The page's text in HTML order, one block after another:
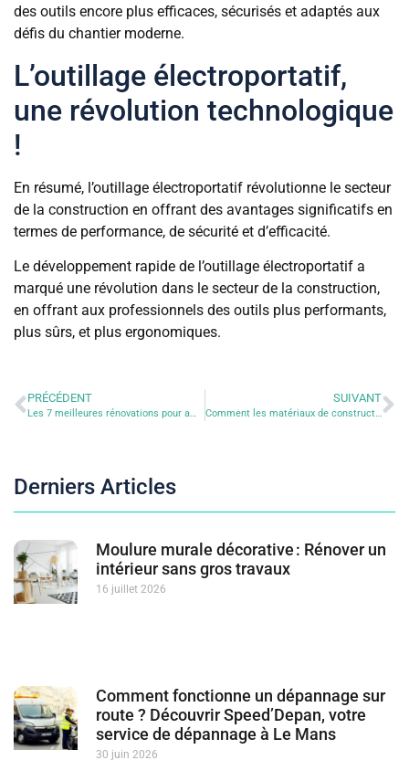
des outils encore plus efficaces, sécurisés et adaptés aux
défis du chantier moderne.
L’outillage électroportatif,
une révolution technologique
!
En résumé, l’outillage électroportatif révolutionne le secteur
de la construction en offrant des avantages significatifs en
termes de performance, de sécurité et d’efficacité.
Le développement rapide de l’outillage électroportatif a
marqué une révolution dans le secteur de la construction,
en offrant aux professionnels des outils plus performants,
plus sûrs, et plus ergonomiques.
PRÉCÉDENT
Les 7 meilleures rénovations pour améliorer la valeur de votre maison
SUIVANT
Comment les matériaux de construction influencent l’efficacité énergétique de votre maison ?
Derniers Articles
Moulure murale décorative : Rénover un
intérieur sans gros travaux
16 juillet 2026
Comment fonctionne un dépannage sur
route ? Découvrir Speed’Depan, votre
service de dépannage à Le Mans
30 juin 2026